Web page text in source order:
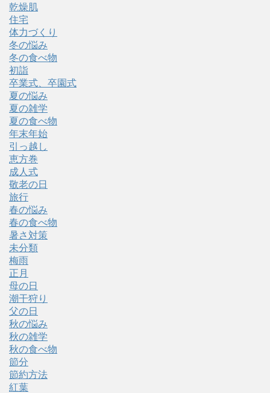
乾燥肌
住宅
体力づくり
冬の悩み
冬の食べ物
初詣
卒業式、卒園式
夏の悩み
夏の雑学
夏の食べ物
年末年始
引っ越し
恵方巻
成人式
敬老の日
旅行
春の悩み
春の食べ物
暑さ対策
未分類
梅雨
正月
母の日
潮干狩り
父の日
秋の悩み
秋の雑学
秋の食べ物
節分
節約方法
紅葉